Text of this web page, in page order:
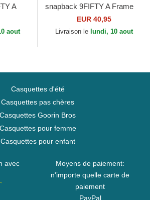
A
aout
snapback 9FIFTY A Frame
Ring Oakland Athletics MLB
New Era
EUR 40,95
Livraison le lundi, 10 aout
Casquettes d'été
Casquettes pas chères
Casquettes Goorin Bros
Casquettes pour femme
Casquettes pour enfant
avec
Moyens de paiement:
n'importe quelle carte de
paiement
PayPal